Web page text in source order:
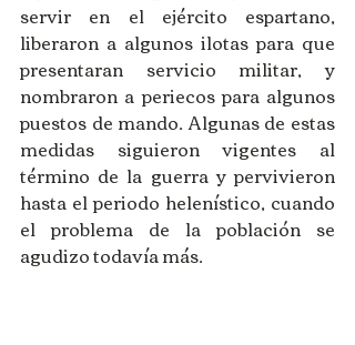
servir en el ejército espartano,
liberaron a algunos ilotas para que
presentaran servicio militar, y
nombraron a periecos para algunos
puestos de mando. Algunas de estas
medidas siguieron vigentes al
término de la guerra y pervivieron
hasta el periodo helenístico, cuando
el problema de la población se
agudizo todavía más.